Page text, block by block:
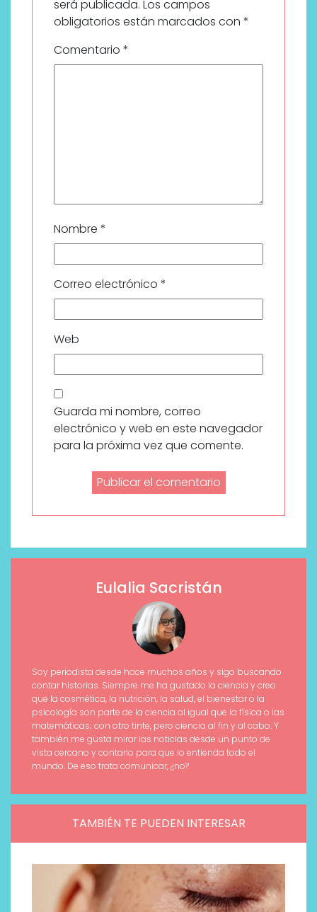
será publicada. Los campos
obligatorios están marcados con *
Comentario *
Nombre *
Correo electrónico *
Web
Guarda mi nombre, correo
electrónico y web en este navegador
para la próxima vez que comente.
Eulalia Sacristán
Soy periodista desde hace muchos años y sigo buscando
contar historias. Siempre me ha gustado la ciencia y creo
que la cosmética, la nutrición, la salud, el bienestar o la
psicología son parte de la ciencia al igual que la física o las
matemáticas; con otro tinte, pero ciencia al fin y al cabo. Y
también me gusta mirar las noticias desde un punto de
vista cercano y contarlo para que lo entienda todo el
mundo. De eso trata comunicar, ¿no?
TAMBIÉN TE PUEDEN INTERESAR